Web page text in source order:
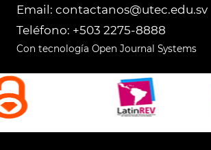
Email: contactanos@utec.edu.sv
Teléfono: +503 2275-8888
Con tecnología Open Journal Systems